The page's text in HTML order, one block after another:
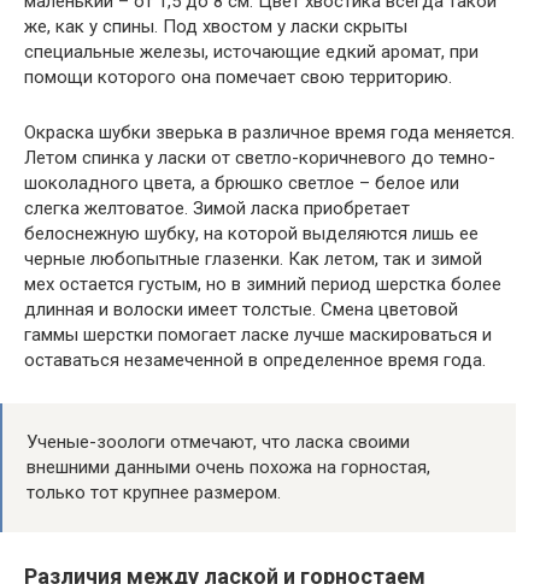
же, как у спины. Под хвостом у ласки скрыты
специальные железы, источающие едкий аромат, при
помощи которого она помечает свою территорию.
Окраска шубки зверька в различное время года меняется.
Летом спинка у ласки от светло-коричневого до темно-
шоколадного цвета, а брюшко светлое – белое или
слегка желтоватое. Зимой ласка приобретает
белоснежную шубку, на которой выделяются лишь ее
черные любопытные глазенки. Как летом, так и зимой
мех остается густым, но в зимний период шерстка более
длинная и волоски имеет толстые. Смена цветовой
гаммы шерстки помогает ласке лучше маскироваться и
оставаться незамеченной в определенное время года.
Ученые-зоологи отмечают, что ласка своими
внешними данными очень похожа на горностая,
только тот крупнее размером.
Различия между лаской и горностаем